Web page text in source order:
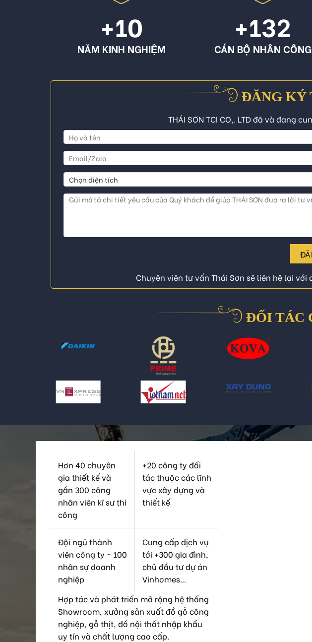
+10
NĂM KINH NGHIỆM
+132
CÁN BỘ NHÂN CÔNG
ĐĂNG KÝ
THÁI SƠN TCI CO,. LTD đã và đang
Chuyên viên tư vấn Thái Sơn sẽ liên hệ lại
ĐỐI TÁC
Hơn 40 chuyên
gia thiết kế và
gần 300 công
nhân viên kĩ sư thi
công
+20 công ty đối
tác thuộc các lĩnh
vực xây dựng và
thiết kế
Đội ngũ thành
viên công ty ~ 100
nhân sự doanh
nghiệp
Cung cấp dịch vụ
tới +300 gia đình,
chủ đầu tư dự án
Vinhomes...
Hợp tác và phát triển mở rộng hệ thống
Showroom, xưởng sản xuất đồ gỗ công
nghiệp, gỗ thịt, đồ nội thất nhập khẩu
uy tín và chất lượng cao cấp.